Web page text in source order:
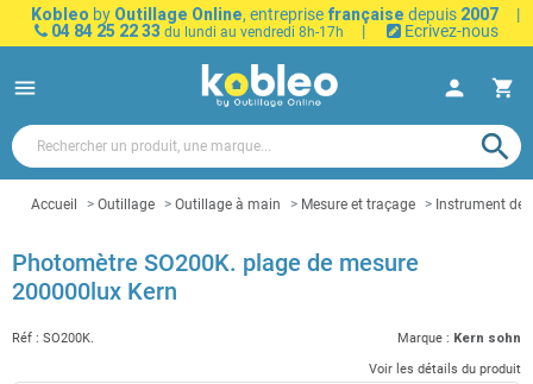
Kobleo by Outillage Online, entreprise française depuis 2007
|
04 84 25 22 33 du lundi au vendredi 8h-17h | Ecrivez-nous
menu person shopping_cart
search
Accueil Outillage Outillage à main Mesure et traçage Instrument de
Photomètre SO200K. plage de mesure
200000lux Kern
Réf : SO200K. Marque : Kern sohn
Voir les détails du produit